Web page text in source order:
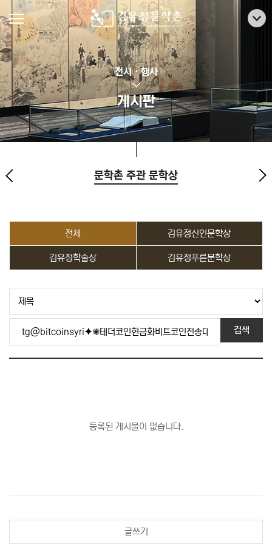
전시 · 행사
게시판
문학촌 주관 문학상
전체 김유정신인문학상
김유정학술상 김유정푸른문학상
검색
등록된 게시물이 없습니다.
글쓰기